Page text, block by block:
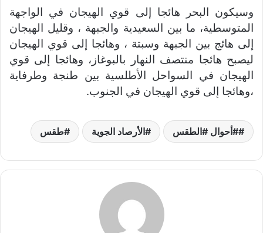
وسيكون البحر هائجا إلى قوي الهيجان في الواجهة
المتوسطية، ما بين السعيدية والجبهة ، وقليل الهيجان
إلى هائج بين الجبهة وسبتة ، وهائجا إلى قوي الهيجان
ليصبح هائجا منتصف النهار بالبوغاز، وهائجا إلى قوي
الهيجان في السواحل الأطلسية بين طنجة وطرفاية
،وهائجا إلى قوي الهيجان في الجنوب.
#أحوال #الطقس الأرصاد الجوية طقس